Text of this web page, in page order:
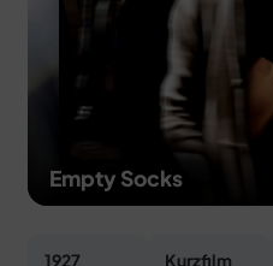
Empty Socks
1927 Kurzfilm